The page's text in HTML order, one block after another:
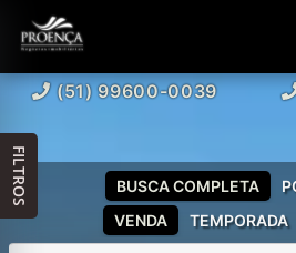
(51) 99600-0039
VENDA TEMPORADA
BUSCA COMPLETA
FILTROS